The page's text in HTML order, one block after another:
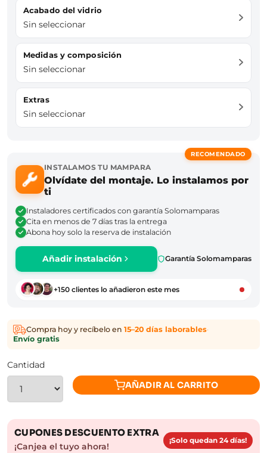
Acabado del vidrio
Sin seleccionar
Medidas y composición
Sin seleccionar
Extras
Sin seleccionar
RECOMENDADO
INSTALAMOS TU MAMPARA
Olvídate del montaje. Lo instalamos por
ti
Instaladores certificados con garantía Solomamparas
Cita en menos de 7 días tras la entrega
Abona hoy solo la reserva de instalación
Añadir instalación Garantía Solomamparas
+150 clientes lo añadieron este mes
Compra hoy y recíbelo en 15–20 días laborables·
Envío gratis
Cantidad
AÑADIR AL CARRITO
CUPONES DESCUENTO EXTRA
¡Canjea el tuyo ahora!
¡Solo quedan 24 días!